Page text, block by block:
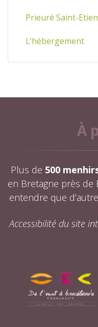
Prieuré Saint-
L’hébergement
À
Plus de 500
en Bretagne près de
entendre que
Accessibilité du site